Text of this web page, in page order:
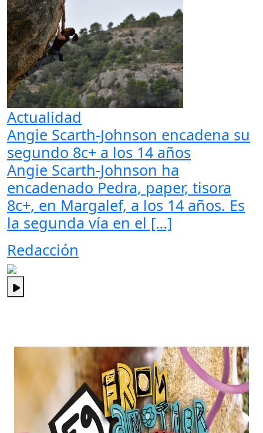
Actualidad
Angie Scarth-Johnson encadena su
segundo 8c+ a los 14 años
Angie Scarth-Johnson ha
encadenado Pedra, paper, tisora
8c+, en Margalef, a los 14 años. Es
la segunda vía en el […]
Redacción